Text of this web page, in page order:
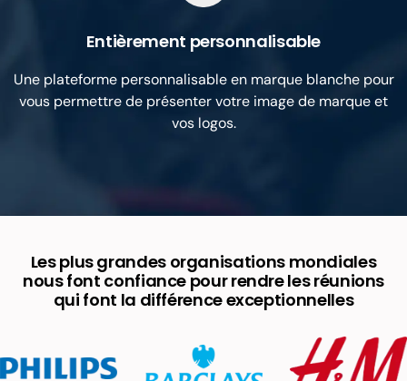
Entièrement personnalisable
Une plateforme personnalisable en marque blanche pour
vous permettre de présenter votre image de marque et
vos logos.
Les plus grandes organisations mondiales
nous font confiance pour rendre les réunions
qui font la différence exceptionnelles